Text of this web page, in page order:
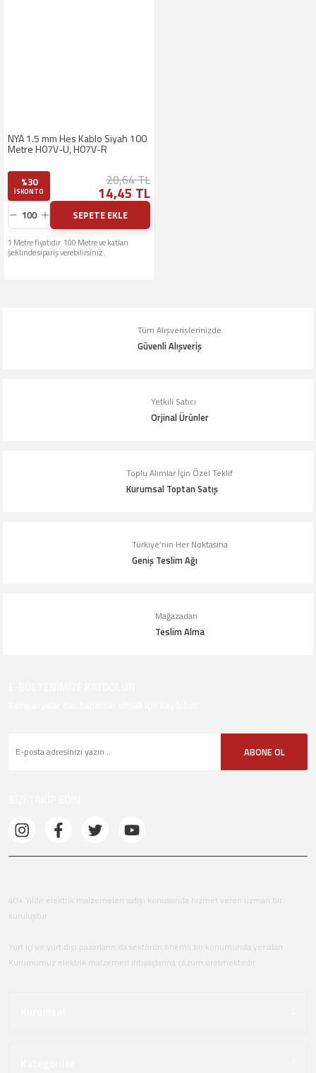
NYA 1.5 mm Hes Kablo Siyah 100
Metre H07V-U, H07V-R
%30
ISKONTO
20,64 TL
14,45 TL
SEPETE EKLE
1 Metre fiyatıdır. 100 Metre ve katları
şeklinde sipariş verebilirsiniz.
Tüm Alışverişlerinizde
Güvenli Alışveriş
Yetkili Satıcı
Orjinal Ürünler
Toplu Alımlar İçin Özel Teklif
Kurumsal Toptan Satış
Türkiye’nin Her Noktasına
Geniş Teslim Ağı
Mağazadan
Teslim Alma
ABONE OL
40+ Yıldır elektrik malzemeleri satışı konusunda hizmet veren uzman bir
kuruluştur.
Yurt içi ve yurt dışı pazarların da sektörün önemli bir konumunda yer alan
Kurumumuz elektrik malzemeri ihtiyaçlarına çözüm üretmektedir.